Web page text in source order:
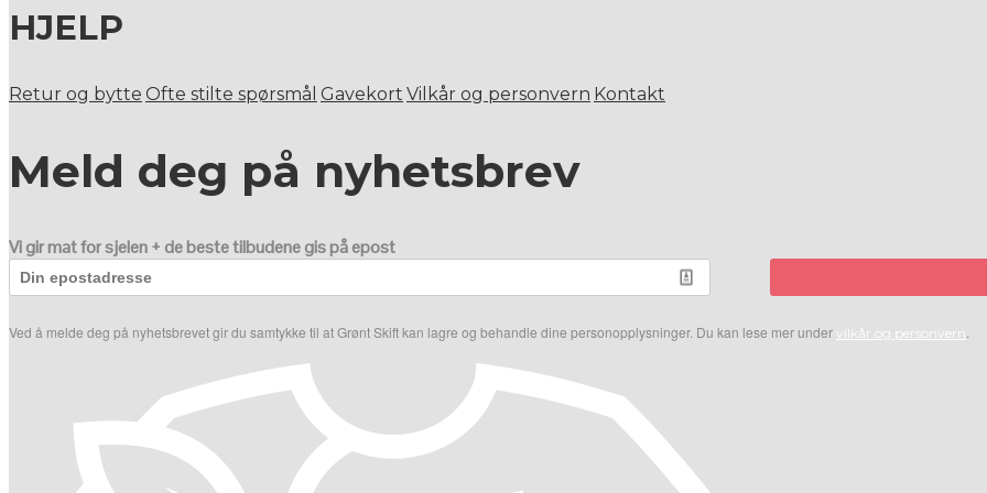
HJELP
Retur og bytte Ofte stilte spørsmål Gavekort Vilkår og personvern Kontakt
Meld deg på nyhetsbrev
Vi gir mat for sjelen + de beste tilbudene gis på epost
Ved å melde deg på nyhetsbrevet gir du samtykke til at Grønt Skift kan lagre og behandle dine personopplysninger. Du kan lese mer under vilkår og personvern